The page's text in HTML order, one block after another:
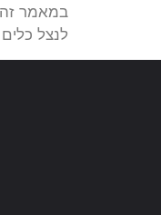
במאמר זה
לנצל